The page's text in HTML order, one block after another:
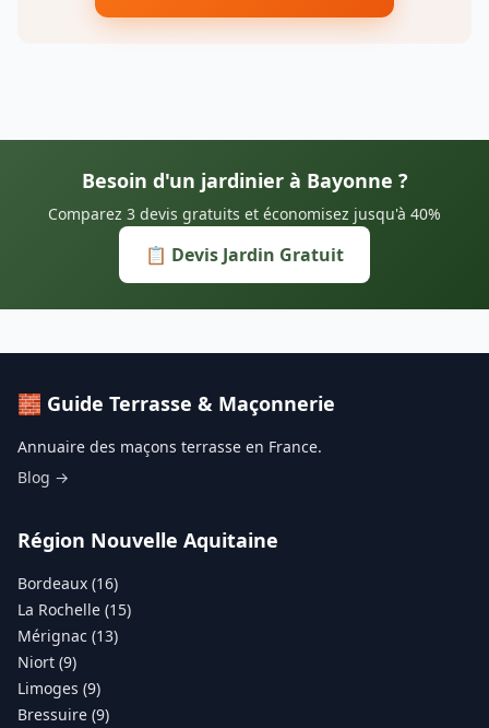
Besoin d'un jardinier à Bayonne ?
Comparez 3 devis gratuits et économisez jusqu'à 40%
📋 Devis Jardin Gratuit
🧱 Guide Terrasse & Maçonnerie
Annuaire des maçons terrasse en France.
Blog →
Région Nouvelle Aquitaine
Bordeaux (16)
La Rochelle (15)
Mérignac (13)
Niort (9)
Limoges (9)
Bressuire (9)